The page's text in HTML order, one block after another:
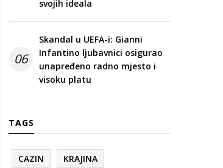
svojih ideala
06
Skandal u UEFA-i: Gianni
Infantino ljubavnici osigurao
unapređeno radno mjesto i
visoku platu
TAGS
CAZIN KRAJINA